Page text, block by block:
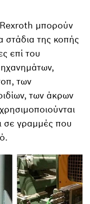
μπορούν
στάδια της κοπής
επί του
των
των άκρων
σε γραμμές που